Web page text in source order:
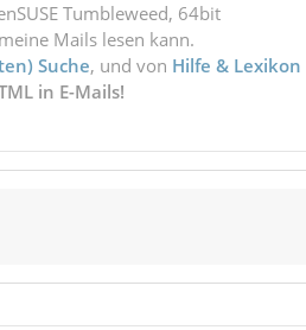
Tumbleweed, 64bit
Mails lesen kann.
Suche, und von Hilfe & Lexikon
in E-Mails!